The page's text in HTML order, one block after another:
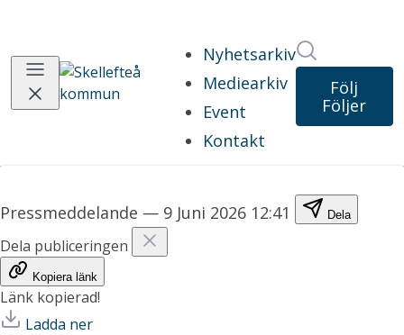
Nyhetsarkiv
Mediearkiv
Event
Kontakt
Följ
Följer
Pressmeddelande — 9 Juni 2026 12:41 Dela
Dela publiceringen
Kopiera länk
Länk kopierad!
Ladda ner